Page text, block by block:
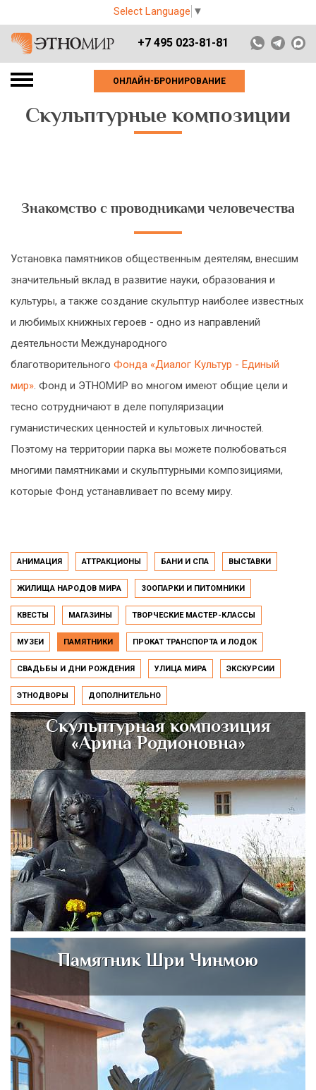
Select Language ▼
+7 495 023-81-81
ОНЛАЙН-БРОНИРОВАНИЕ
Скульптурные композиции
Знакомство с проводниками человечества
Установка памятников общественным деятелям, внесшим
значительный вклад в развитие науки, образования и
культуры, а также создание скульптур наиболее известных
и любимых книжных героев - одно из направлений
деятельности Международного
благотворительного Фонда «Диалог Культур - Единый
мир». Фонд и ЭТНОМИР во многом имеют общие цели и
тесно сотрудничают в деле популяризации
гуманистических ценностей и культовых личностей.
Поэтому на территории парка вы можете полюбоваться
многими памятниками и скульптурными композициями,
которые Фонд устанавливает по всему миру.
АНИМАЦИЯ АТТРАКЦИОНЫ БАНИ И СПА ВЫСТАВКИ
ЖИЛИЩА НАРОДОВ МИРА ЗООПАРКИ И ПИТОМНИКИ
КВЕСТЫ МАГАЗИНЫ ТВОРЧЕСКИЕ МАСТЕР-КЛАССЫ
МУЗЕИ ПАМЯТНИКИ ПРОКАТ ТРАНСПОРТА И ЛОДОК
СВАДЬБЫ И ДНИ РОЖДЕНИЯ УЛИЦА МИРА ЭКСКУРСИИ
ЭТНОДВОРЫ ДОПОЛНИТЕЛЬНО
Скульптурная композиция
«Арина Родионовна»
Памятник Шри Чинмою